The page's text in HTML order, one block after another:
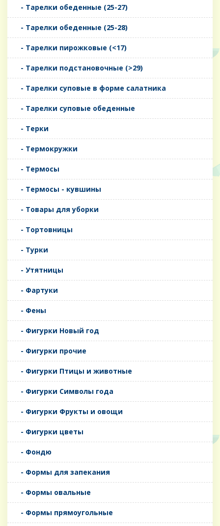
- Тарелки обеденные (25-27)
- Тарелки обеденные (25-28)
- Тарелки пирожковые (<17)
- Тарелки подстановочные (>29)
- Тарелки суповые в форме салатника
- Тарелки суповые обеденные
- Терки
- Термокружки
- Термосы
- Термосы - кувшины
- Товары для уборки
- Тортовницы
- Турки
- Утятницы
- Фартуки
- Фены
- Фигурки Новый год
- Фигурки прочие
- Фигурки Птицы и животные
- Фигурки Символы года
- Фигурки Фрукты и овощи
- Фигурки цветы
- Фондю
- Формы для запекания
- Формы овальные
- Формы прямоугольные